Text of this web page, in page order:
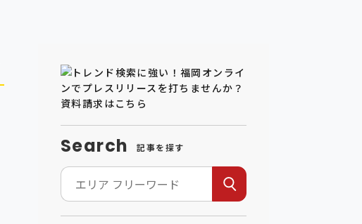
Search 記事を探す